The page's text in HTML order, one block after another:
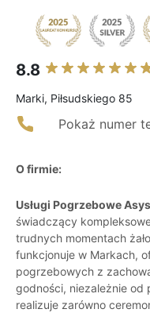
8.8
Marki, Piłsudskiego 85
Pokaż numer
O firmie:
Usługi Pogrzebowe
świadczący
trudnych momentach
funkcjonuje w Markach,
pogrzebowych z
godności, niezależnie od
realizuje zarówno